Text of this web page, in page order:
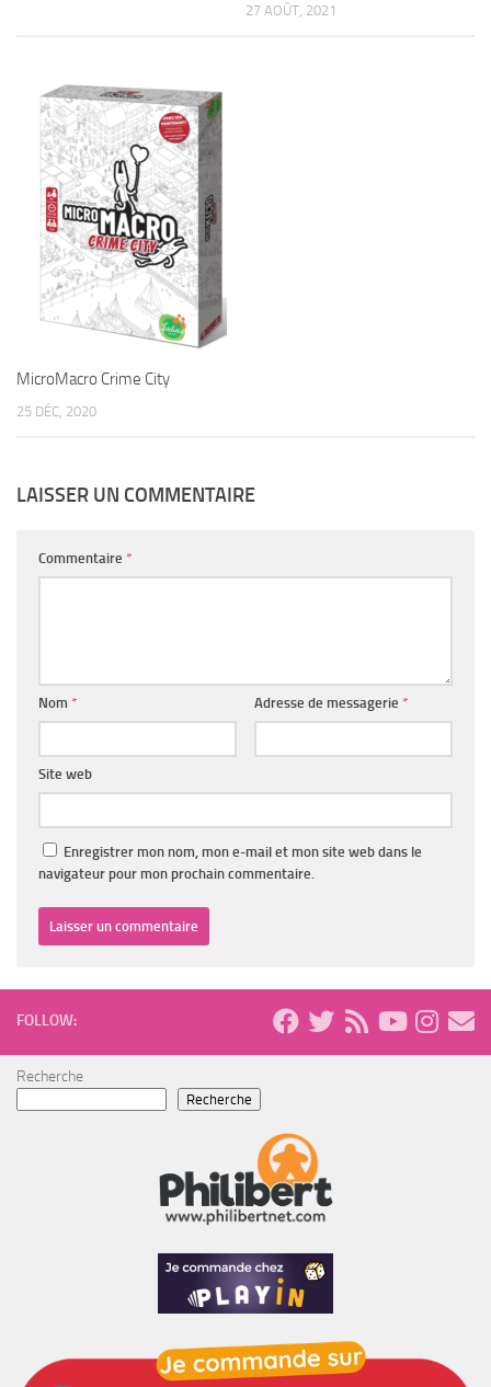
27 AOÛT, 2021
MicroMacro Crime City
25 DÉC, 2020
LAISSER UN COMMENTAIRE
Commentaire *
Nom * Adresse de messagerie *
Site web
Enregistrer mon nom, mon e-mail et mon site web dans le
navigateur pour mon prochain commentaire.
FOLLOW:
Recherche
Recherche